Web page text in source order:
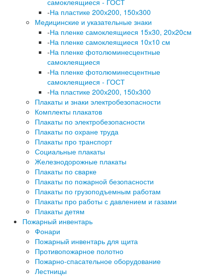
самоклеящиеся - ГОСТ
-На пластике 200х200, 150х300
Медицинские и указательные знаки
-На пленке самоклеящиеся 15х30, 20х20см
-На пленке самоклеящиеся 10х10 см
-На пленке фотолюминесцентные
самоклеящиеся
-На пленке фотолюминесцентные
самоклеящиеся - ГОСТ
-На пластике 200х200, 150х300
Плакаты и знаки электробезопасности
Комплекты плакатов
Плакаты по электробезопасности
Плакаты по охране труда
Плакаты про транспорт
Социальные плакаты
Железнодорожные плакаты
Плакаты по сварке
Плакаты по пожарной безопасности
Плакаты по грузоподъемным работам
Плакаты про работы с давлением и газами
Плакаты детям
Пожарный инвентарь
Фонари
Пожарный инвентарь для щита
Противопожарное полотно
Пожарно-спасательное оборудование
Лестницы